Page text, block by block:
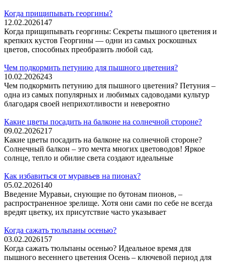
Когда прищипывать георгины?
12.02.2026147
Когда прищипывать георгины: Секреты пышного цветения и
крепких кустов Георгины — одни из самых роскошных
цветов, способных преобразить любой сад.
Чем подкормить петунию для пышного цветения?
10.02.2026243
Чем подкормить петунию для пышного цветения? Петуния –
одна из самых популярных и любимых садоводами культур
благодаря своей неприхотливости и невероятно
Какие цветы посадить на балконе на солнечной стороне?
09.02.2026217
Какие цветы посадить на балконе на солнечной стороне?
Солнечный балкон – это мечта многих цветоводов! Яркое
солнце, тепло и обилие света создают идеальные
Как избавиться от муравьев на пионах?
05.02.2026140
Введение Муравьи, снующие по бутонам пионов, –
распространенное зрелище. Хотя они сами по себе не всегда
вредят цветку, их присутствие часто указывает
Когда сажать тюльпаны осенью?
03.02.2026157
Когда сажать тюльпаны осенью? Идеальное время для
пышного весеннего цветения Осень – ключевой период для